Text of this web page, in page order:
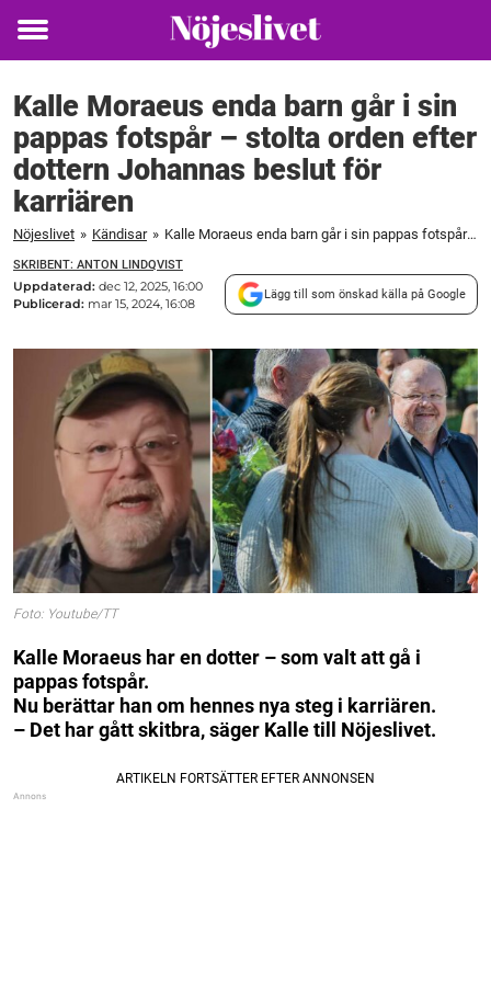
Toggle
Kalle Moraeus enda barn går i sin
pappas fotspår – stolta orden efter
dottern Johannas beslut för
karriären
Nöjeslivet » Kändisar » Kalle Moraeus enda barn går i sin pappas fotspår – stolta orden efter dottern Johannas beslut för karriären
SKRIBENT: ANTON LINDQVIST
Uppdaterad: dec 12, 2025, 16:00
Publicerad: mar 15, 2024, 16:08
Lägg till som önskad källa på Google
Foto: Youtube/TT
Kalle Moraeus har en dotter – som valt att gå i
pappas fotspår.
Nu berättar han om hennes nya steg i karriären.
– Det har gått skitbra, säger Kalle till Nöjeslivet.